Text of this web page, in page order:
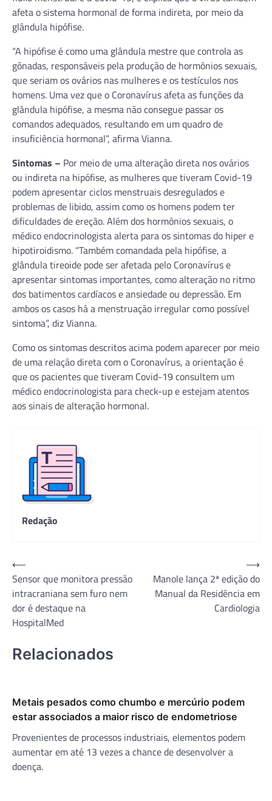
afeta o sistema hormonal de forma indireta, por meio da
glândula hipófise.
“A hipófise é como uma glândula mestre que controla as
gônadas, responsáveis pela produção de hormônios sexuais,
que seriam os ovários nas mulheres e os testículos nos
homens. Uma vez que o Coronavírus afeta as funções da
glândula hipófise, a mesma não consegue passar os
comandos adequados, resultando em um quadro de
insuficiência hormonal”, afirma Vianna.
Sintomas – Por meio de uma alteração direta nos ovários
ou indireta na hipófise, as mulheres que tiveram Covid-19
podem apresentar ciclos menstruais desregulados e
problemas de libido, assim como os homens podem ter
dificuldades de ereção. Além dos hormônios sexuais, o
médico endocrinologista alerta para os sintomas do hiper e
hipotiroidismo. “Também comandada pela hipófise, a
glândula tireoide pode ser afetada pelo Coronavírus e
apresentar sintomas importantes, como alteração no ritmo
dos batimentos cardíacos e ansiedade ou depressão. Em
ambos os casos há a menstruação irregular como possível
sintoma”, diz Vianna.
Como os sintomas descritos acima podem aparecer por meio
de uma relação direta com o Coronavírus, a orientação é
que os pacientes que tiveram Covid-19 consultem um
médico endocrinologista para check-up e estejam atentos
aos sinais de alteração hormonal.
Redação
Navegação
de
Post
⟵
Sensor que monitora pressão
intracraniana sem furo nem
dor é destaque na
HospitalMed
Manole lança 2ª edição do
Manual da Residência em
Cardiologia
⟶
Relacionados
Metais pesados como chumbo e mercúrio podem
estar associados a maior risco de endometriose
Provenientes de processos industriais, elementos podem
aumentar em até 13 vezes a chance de desenvolver a
doença.